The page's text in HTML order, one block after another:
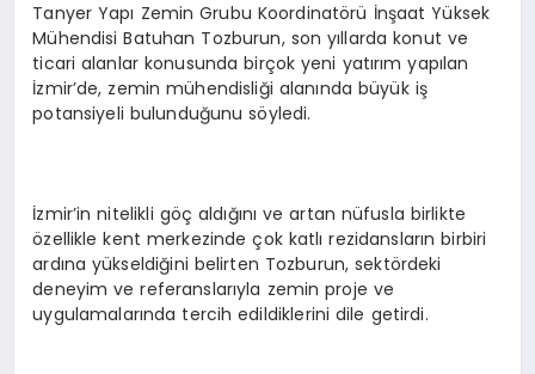
Tanyer Yapı Zemin Grubu Koordinatörü İnşaat Yüksek
Mühendisi Batuhan Tozburun, son yıllarda konut ve
ticari alanlar konusunda birçok yeni yatırım yapılan
İzmir’de, zemin mühendisliği alanında büyük iş
potansiyeli bulunduğunu söyledi.
İzmir’in nitelikli göç aldığını ve artan nüfusla birlikte
özellikle kent merkezinde çok katlı rezidansların birbiri
ardına yükseldiğini belirten Tozburun, sektördeki
deneyim ve referanslarıyla zemin proje ve
uygulamalarında tercih edildiklerini dile getirdi.